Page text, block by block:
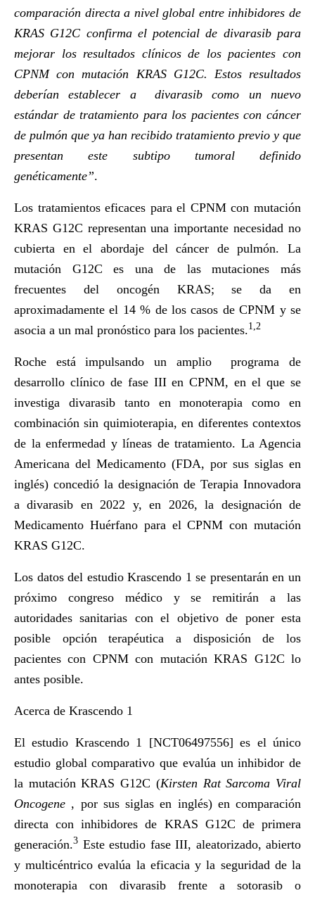
comparación directa a nivel global entre inhibidores de
KRAS G12C confirma el potencial de divarasib para
mejorar los resultados clínicos de los pacientes con
CPNM con mutación KRAS G12C. Estos resultados
deberían establecer a divarasib como un nuevo
estándar de tratamiento para los pacientes con cáncer
de pulmón que ya han recibido tratamiento previo y que
presentan este subtipo tumoral definido
genéticamente”.
Los tratamientos eficaces para el CPNM con mutación
KRAS G12C representan una importante necesidad no
cubierta en el abordaje del cáncer de pulmón. La
mutación G12C es una de las mutaciones más
frecuentes del oncogén KRAS; se da en
aproximadamente el 14 % de los casos de CPNM y se
asocia a un mal pronóstico para los pacientes.1,2
Roche está impulsando un amplio programa de
desarrollo clínico de fase III en CPNM, en el que se
investiga divarasib tanto en monoterapia como en
combinación sin quimioterapia, en diferentes contextos
de la enfermedad y líneas de tratamiento. La Agencia
Americana del Medicamento (FDA, por sus siglas en
inglés) concedió la designación de Terapia Innovadora
a divarasib en 2022 y, en 2026, la designación de
Medicamento Huérfano para el CPNM con mutación
KRAS G12C.
Los datos del estudio Krascendo 1 se presentarán en un
próximo congreso médico y se remitirán a las
autoridades sanitarias con el objetivo de poner esta
posible opción terapéutica a disposición de los
pacientes con CPNM con mutación KRAS G12C lo
antes posible.
Acerca de Krascendo 1
El estudio Krascendo 1 [NCT06497556] es el único
estudio global comparativo que evalúa un inhibidor de
la mutación KRAS G12C (Kirsten Rat Sarcoma Viral
Oncogene , por sus siglas en inglés) en comparación
directa con inhibidores de KRAS G12C de primera
generación.3 Este estudio fase III, aleatorizado, abierto
y multicéntrico evalúa la eficacia y la seguridad de la
monoterapia con divarasib frente a sotorasib o